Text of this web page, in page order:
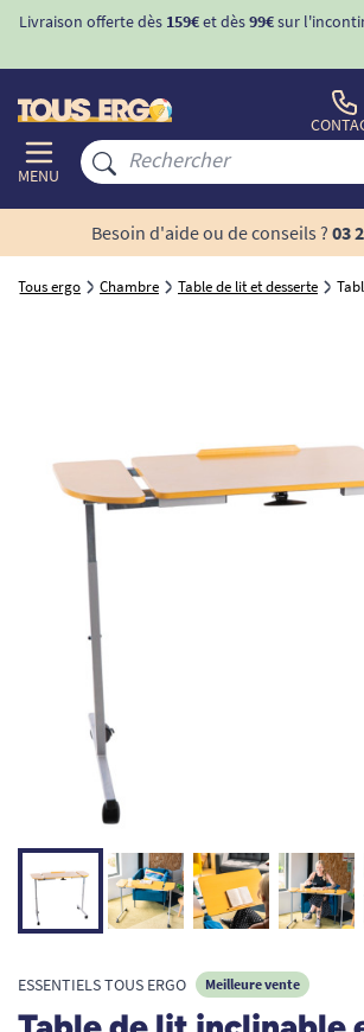
Livraison offerte dès 159€et dès99€sur
MENU
Besoin d'aide ou de conseils ? 03
Tous ergo Chambre Table de lit et desserte
ESSENTIELS TOUS ERGO Meilleure vente